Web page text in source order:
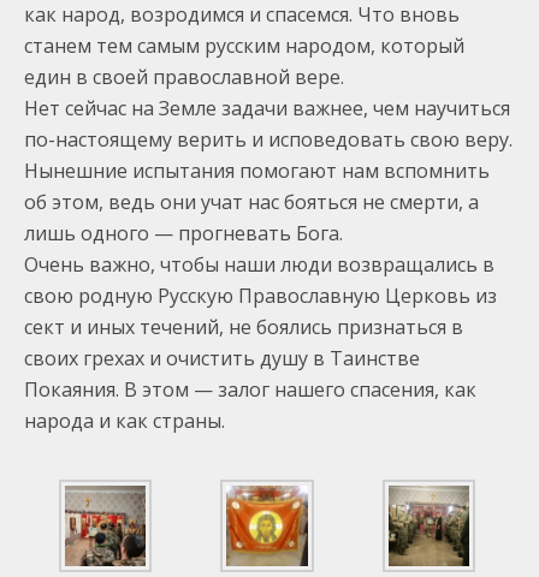
как народ, возродимся и спасемся. Что вновь
станем тем самым русским народом, который
един в своей православной вере.
Нет сейчас на Земле задачи важнее, чем научиться
по-настоящему верить и исповедовать свою веру.
Нынешние испытания помогают нам вспомнить
об этом, ведь они учат нас бояться не смерти, а
лишь одного — прогневать Бога.
Очень важно, чтобы наши люди возвращались в
свою родную Русскую Православную Церковь из
сект и иных течений, не боялись признаться в
своих грехах и очистить душу в Таинстве
Покаяния. В этом — залог нашего спасения, как
народа и как страны.